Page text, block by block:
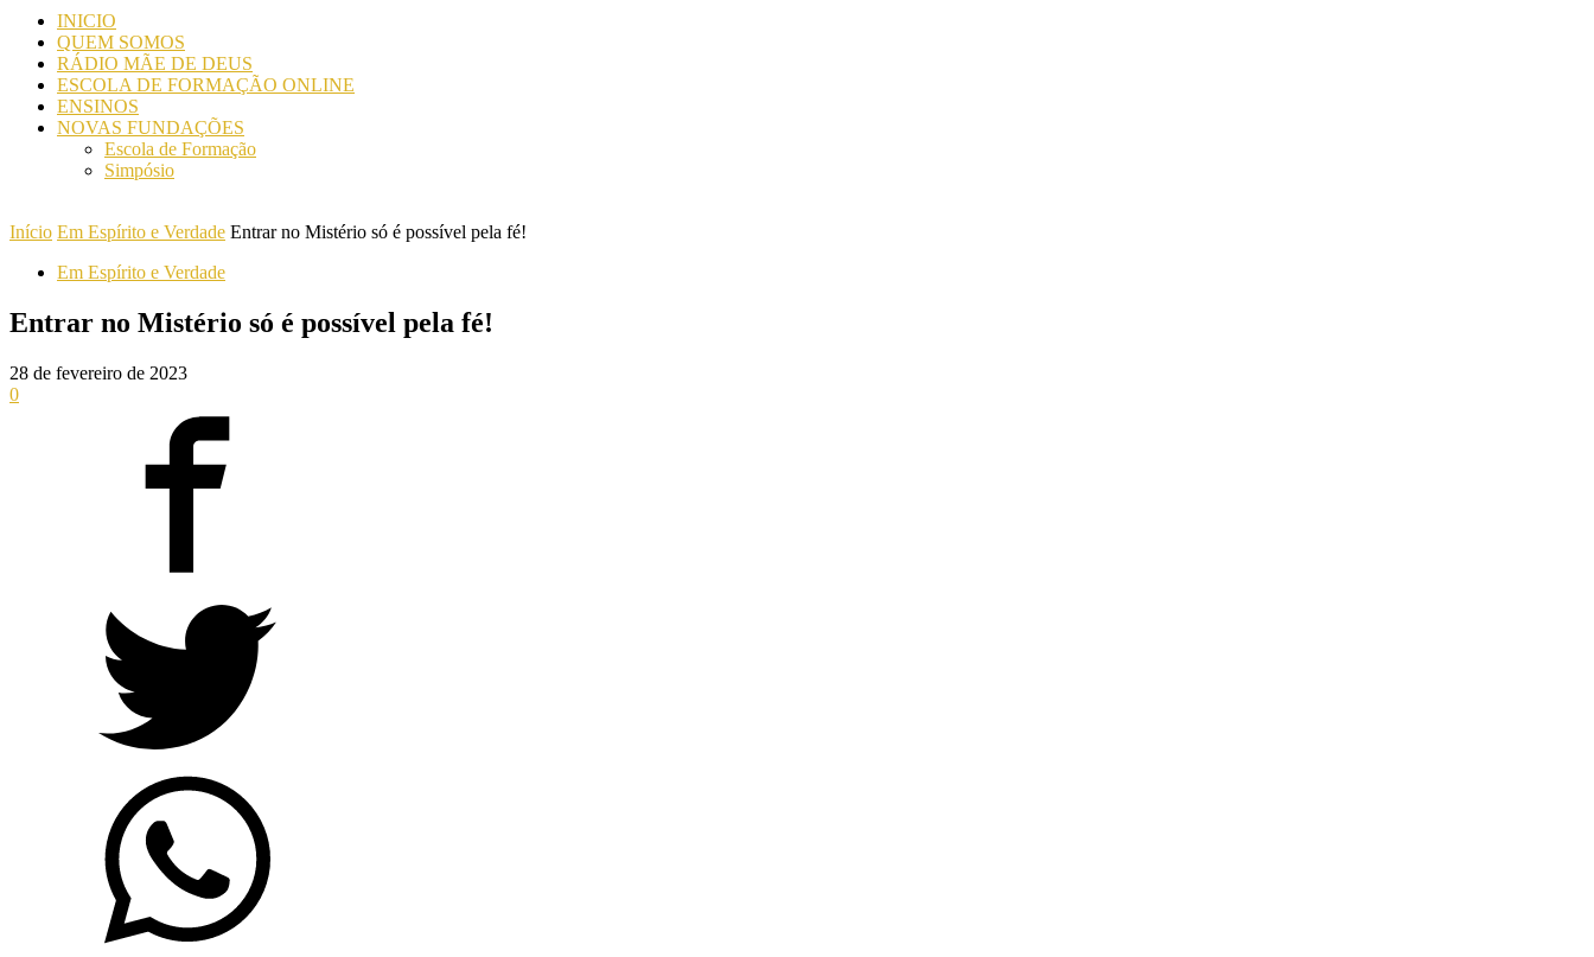
INICIO
QUEM SOMOS
RÁDIO MÃE DE DEUS
ESCOLA DE FORMAÇÃO ONLINE
ENSINOS
NOVAS FUNDAÇÕES
Escola de Formação
Simpósio
Início Em Espírito e Verdade Entrar no Mistério só é possível pela fé!
Em Espírito e Verdade
Entrar no Mistério só é possível pela fé!
28 de fevereiro de 2023
0